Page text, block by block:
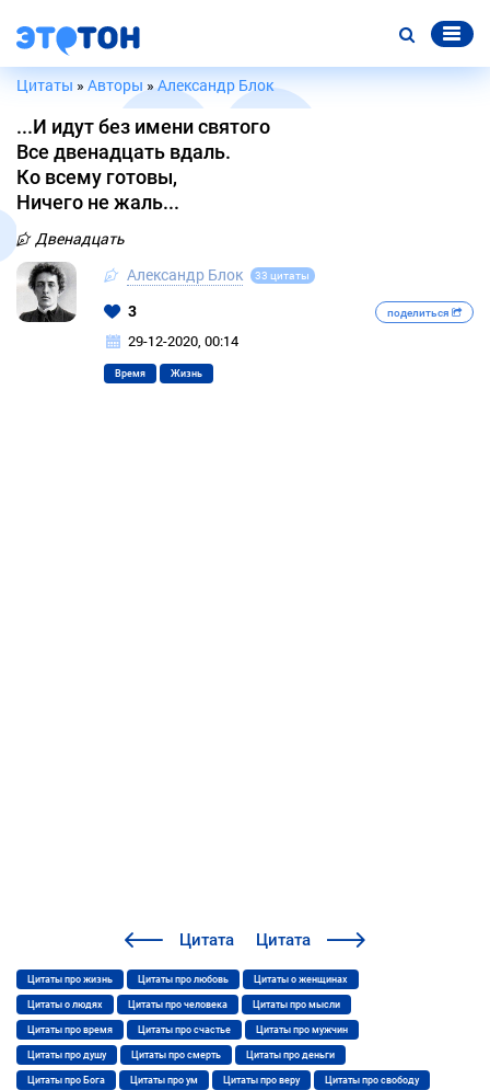
Цитаты » Авторы »Александр Блок
...И идут без имени святого
Все двенадцать вдаль.
Ко всему готовы,
Ничего не жаль...
Двенадцать
Александр Блок
33 цитаты
3 поделиться
29-12-2020, 00:14
Время Жизнь
Цитата Цитата
Цитаты про жизнь Цитаты про любовь Цитаты о женщинах
Цитаты о людях Цитаты про человека Цитаты про мысли
Цитаты про время Цитаты про счастье Цитаты про мужчин
Цитаты про душу Цитаты про смерть Цитаты про деньги
Цитаты про Бога Цитаты про ум Цитаты про веру Цитаты про свободу